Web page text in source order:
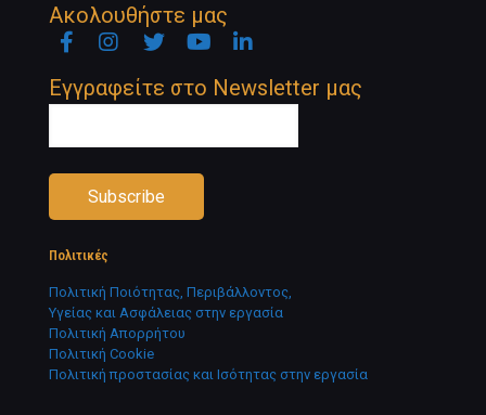
Ακολουθήστε μας
FacebookInstagramTwitter YouTubeLinkedin
Newsletter
Εγγραφείτε στο Newsletter μας
Πολιτικές
Πολιτική Ποιότητας, Περιβάλλοντος,
Υγείας και Ασφάλειας στην εργασία
Πολιτική Απορρήτου
Πολιτική Cookie
Πολιτική προστασίας και Ισότητας στην εργασία